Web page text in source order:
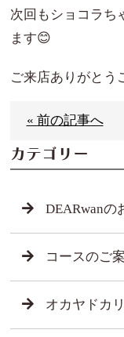
次回もショコラち
ます😊
ご来店ありがとう
« 前の記事へ
カテゴリー
DEARwanの
コースのご
オカヤドカリ